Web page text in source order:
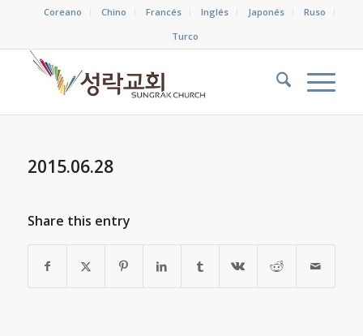
Coreano Chino Francés Inglés Japonés
Ruso
Turco
2015.06.28
Share this entry